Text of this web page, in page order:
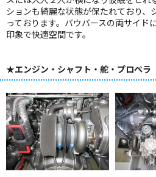
ションも綺麗な状態が保たれており、
っております。バウバースの両サイド
印象で快適空間です。
★エンジン・シャフト・舵・プロペラ